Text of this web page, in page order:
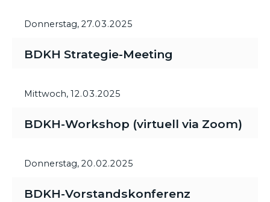
Donnerstag, 27.03.2025
BDKH Strategie-Meeting
Mittwoch, 12.03.2025
BDKH-Workshop (virtuell via Zoom)
Donnerstag, 20.02.2025
BDKH-Vorstandskonferenz